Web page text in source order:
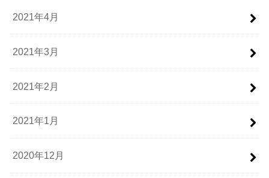
2021年4月
2021年3月
2021年2月
2021年1月
2020年12月